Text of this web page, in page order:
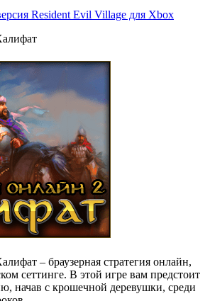
Resident Evil Village для Xbox
– браузерная стратегия онлайн,
сеттинге. В этой игре вам предстоит
начав с крошечной деревушки, среди